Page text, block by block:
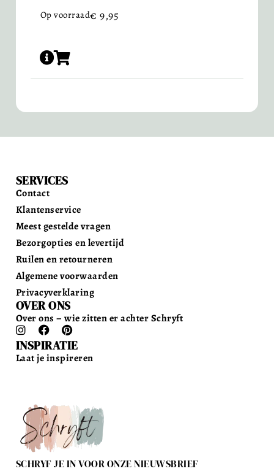
Op voorraad€ 9,95
SCHRYF JE IN VOOR ONZE NIEUWSBRIEF
SERVICES
Contact
Klantenservice
Meest gestelde vragen
Bezorgopties en levertijd
Ruilen en retourneren
Algemene voorwaarden
Privacyverklaring
OVER ONS
Over ons – wie zitten er achter Schryft
INSPIRATIE
Laat je inspireren